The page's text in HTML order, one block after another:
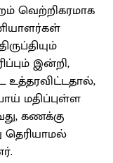
வெற்றிகரமாக
இன்றி,
மதிப்புள்ள
கணக்கு
தெரியாமல்